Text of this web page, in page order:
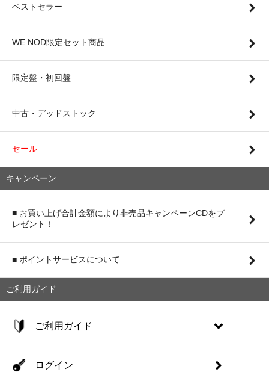
ベストセラー
WE NOD限定セット商品
限定盤・初回盤
中古・デッドストック
セール
キャンペーン
■ お買い上げ合計金額により非売品キャンペーンCDをプ
レゼント！
■ ポイントサービスについて
ご利用ガイド
ご利用ガイド
ログイン